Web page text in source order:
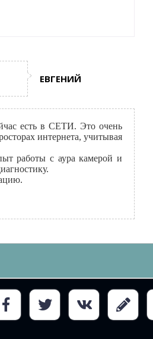
ЕВГЕНИЙ
есть в СЕТИ. Это очень
интернета, учитывая
работы с аура камерой и